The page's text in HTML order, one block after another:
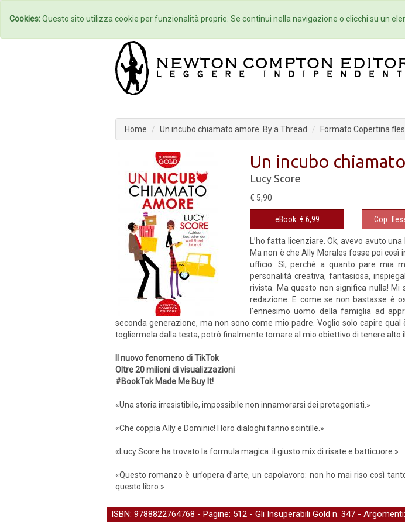
Home Autori Eventi Collane
Home Un incubo chiamato amore. By a Thread Formato Copertina
Un incubo
Lucy Score
€ 5,90
eBook € 6,99 Cop.
L’ho fatta licenziare. Ok, avevo avuto
Ma non è che Ally Morales fosse poi così
ufficio. Sì, perché a quanto pare mia
personalità creativa, fantasiosa,
rivista. Ma questo non significa nulla!
redazione. E come se non bastasse è
l’ennesimo uomo della famiglia ad
seconda generazione, ma non sono come mio padre. Voglio solo capire
togliermela dalla testa, potrò finalmente tornare al mio obiettivo di tenere alto
Il nuovo fenomeno di TikTok
Oltre 20 milioni di visualizzazioni
#BookTok Made Me Buy It!
«Una storia irresistibile, impossibile non innamorarsi dei protagonisti.»
«Che coppia Ally e Dominic! I loro dialoghi fanno scintille.»
«Lucy Score ha trovato la formula magica: il giusto mix di risate e batticuore.»
«Questo romanzo è un’opera d’arte, un capolavoro: non ho mai riso così
questo libro.»
ISBN: 9788822764768 - Pagine: 512 - Gli Insuperabili Gold n. 347 - Argomenti:
Cookies:Questo sito utilizza cookie per funzionalità proprie. Se continui nella navigazione o clicchi su un